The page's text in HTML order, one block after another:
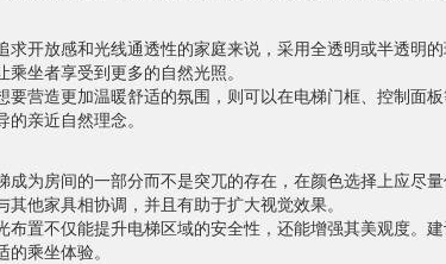
求开放感和光线通透性的家庭来说，采用全透明或半透
坐者享受到更多的自然光照。
要营造更加温暖舒适的氛围，则可以在电梯门框、控制面
亲近自然理念。
成为房间的一部分而不是突兀的存在，在颜色选择上应尽
他家具相协调，并且有助于扩大视觉效果。
布置不仅能提升电梯区域的安全性，还能增强其美观度。
乘坐体验。